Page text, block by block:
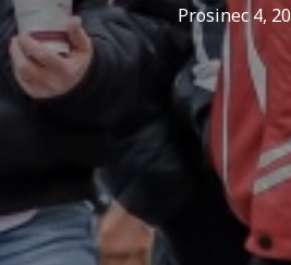
Prosinec 4,